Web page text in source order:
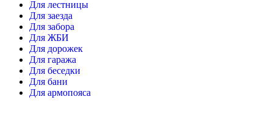
Для лестницы
Для заезда
Для забора
Для ЖБИ
Для дорожек
Для гаража
Для беседки
Для бани
Для армопояса